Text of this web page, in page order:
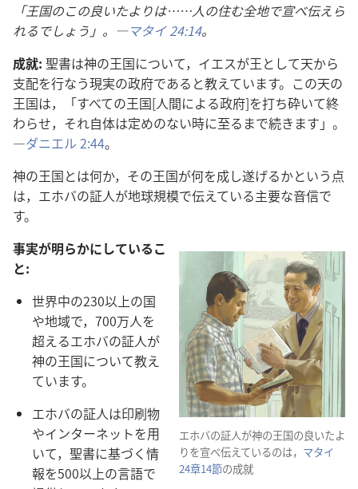
「王国​の​この​良い​たより​は……人​の​住む​全地​で​宣べ伝え​ら
れる​でしょ​う」。―マタイ 24:14。
成就: 聖書​は​神​の​王国​に​つい​て，イエス​が​王​と​し​て​天​から​
支配​を​行なう​現実​の​政府​で​ある​と​教え​て​い​ます。この​天​の​
王国​は，「すべて​の​王国[人間​に​よる​政府]を​打ち砕い​て​終
わらせ，それ​自体​は​定め​の​ない​時​に​至る​まで​続き​ます」。
―ダニエル 2:44。
神​の​王国​と​は​何​か，その​王国​が​何​を​成し遂げる​か​と​いう​点​
は，エホバ​の​証人​が​地球​規模​で​伝え​て​いる​主要​な​音信​で
す。
エホバ​の​証人​が​神​の​王国​の​良い​たよ
り​を​宣べ伝え​て​いる​の​は， マタイ
24​章​14​節​の​成就
事実​が​明らか​に​し​て​いる​こ
と:
世界​中​の​230​以上​の​国​
や​地域​で，700万​人​を​
超える​エホバ​の​証人​が​
神​の​王国​に​つい​て​教え​
て​い​ます。
エホバ​の​証人​は​印刷​物​
や​インターネット​を​用
い​て，聖書​に​基づく​情
報​を​500​以上​の​言語​で​